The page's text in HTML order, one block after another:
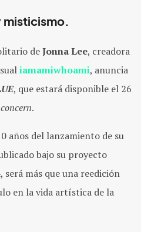
misticismo.
deJonna Lee, creadora
iamamiwhoami, anuncia
, que estará disponible el 26
.
años del lanzamiento de su
bajo su proyecto
será más que una reedición
en la vida artística de la